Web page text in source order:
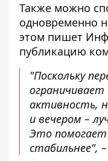
Также можно
одновременно
этом пишет
публикацию
"Поскольку
активность,
и вечером –
Это помогает
стабильнее",